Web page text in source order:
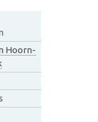
Hoorn-